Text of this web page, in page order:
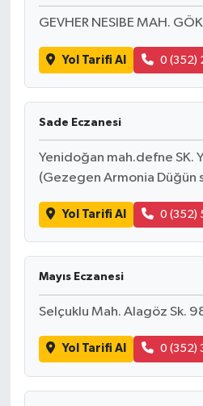
GEVHER NESIBE MAH.
Yol Tarifi Al 0 (352)
Sade Eczanesi
Yenidoğan mah.defne SK.
(Gezegen Armonia Düğün
Yol Tarifi Al 0 (352)
Mayıs Eczanesi
Selçuklu Mah. Alagöz Sk.
Yol Tarifi Al 0 (352)